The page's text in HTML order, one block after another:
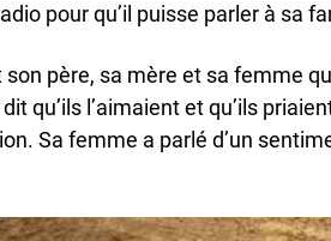
pour qu’il puisse parler à sa
son père, sa mère et sa femme
qu’ils l’aimaient et qu’ils
Sa femme a parlé d’un